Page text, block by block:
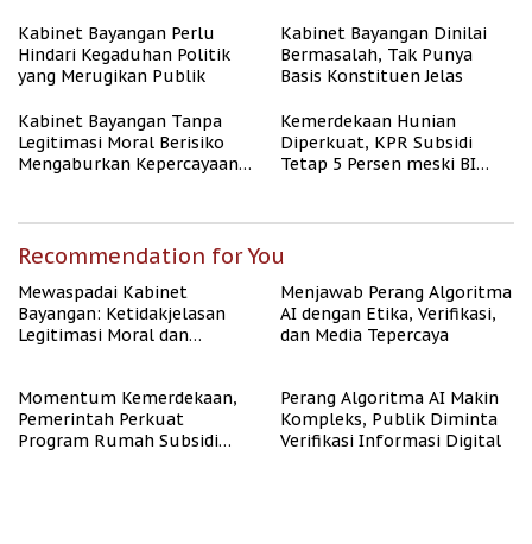
Kabinet Bayangan Perlu
Hindari Kegaduhan Politik
yang Merugikan Publik
Kabinet Bayangan Dinilai
Bermasalah, Tak Punya
Basis Konstituen Jelas
Kabinet Bayangan Tanpa
Legitimasi Moral Berisiko
Mengaburkan Kepercayaan
Kemerdekaan Hunian
Diperkuat, KPR Subsidi
Tetap 5 Persen meski BI
Recommendation for You
Mewaspadai Kabinet
Bayangan: Ketidakjelasan
Legitimasi Moral dan
Menjawab Perang Algoritma
AI dengan Etika, Verifikasi,
dan Media Tepercaya
Momentum Kemerdekaan,
Pemerintah Perkuat
Program Rumah Subsidi
Perang Algoritma AI Makin
Kompleks, Publik Diminta
Verifikasi Informasi Digital